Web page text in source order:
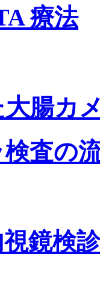
療法
腸カ
検査の
鏡検診